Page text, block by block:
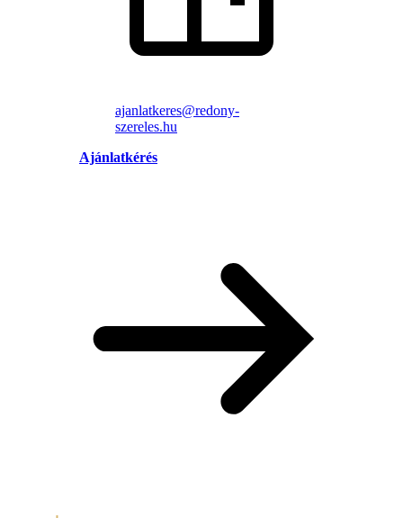
ajanlatkeres@redony-
szereles.hu
Ajánlatkérés